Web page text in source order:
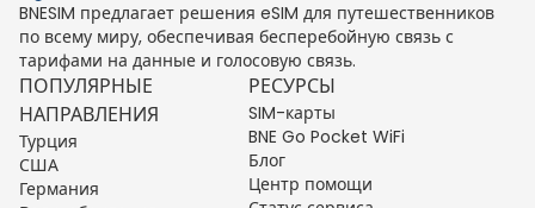
BNESIM предлагает решения eSIM для путешественников
по всему миру, обеспечивая бесперебойную связь с
тарифами на данные и голосовую связь.
ПОПУЛЯРНЫЕ
НАПРАВЛЕНИЯ
Турция
США
Германия
РЕСУРСЫ
SIM-карты
BNE Go Pocket WiFi
Блог
Центр помощи